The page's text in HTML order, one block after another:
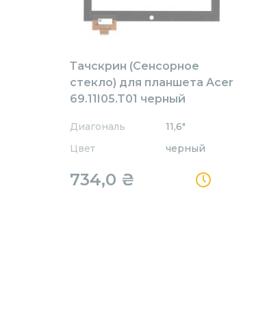
Тачскрин (Сенсорное
стекло) для планшета Acer
69.11I05.T01 черный
Диагональ
11,6"
Цвет
черный
734,0 ₴